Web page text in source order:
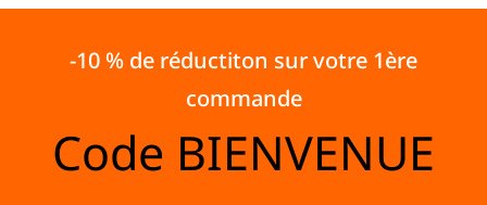
-10 % de réductiton sur votre 1ère
commande
Code BIENVENUE